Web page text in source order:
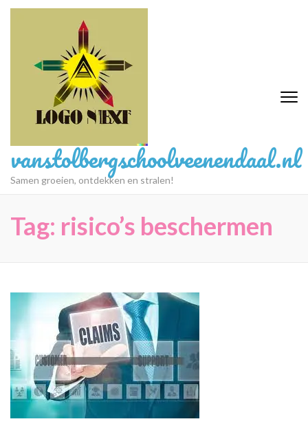
Ga
vanstolbergschoolveenendaal.nl
Samen groeien, ontdekken en stralen!
Tag: risico’s beschermen